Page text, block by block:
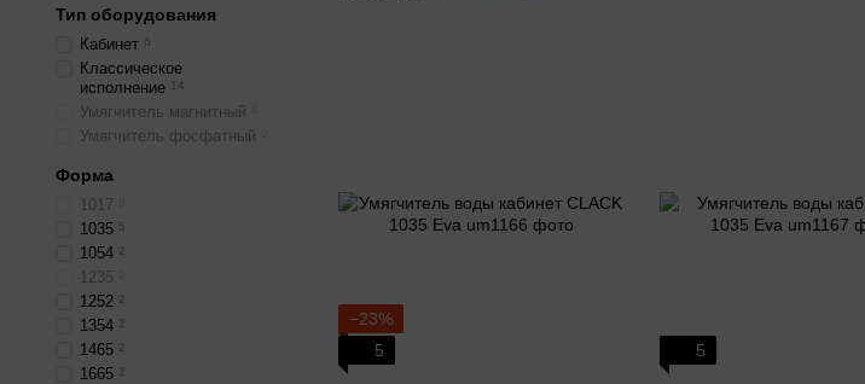
−23%
5
5
Тип оборудования
Кабинет 6
Классическое
исполнение 14
Умягчитель магнитный
Умягчитель фосфатный
Форма
1017
1035 5
1054 2
1235
1252 2
1354 2
1465 2
1665 2